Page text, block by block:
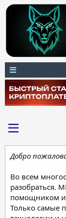
Добро
Во всем
разобраться.
помощником и
Только самые